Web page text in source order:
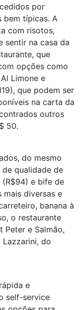
por
bem típicas. A
com risotos,
sentir na casa da
que
opções como
Limone e
que podem ser
na carta da
outros
50.
do mesmo
qualidade de
e bife de
mais diversas e
banana à
o restaurante
Peter e Salmão,
do
e
self-service